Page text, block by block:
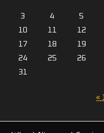
3
4 5
10
11 12
17
18 19
24
25 26
31
«